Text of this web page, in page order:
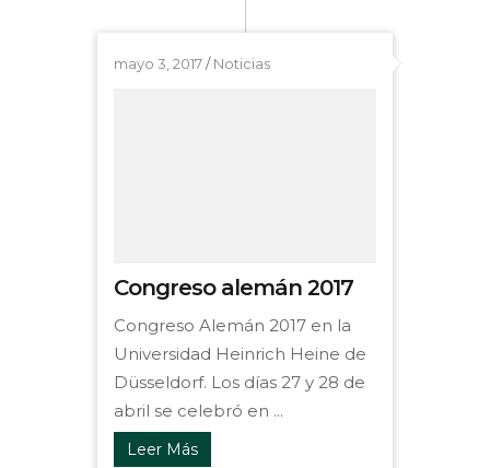
mayo 3, 2017/Noticias
Congreso alemán 2017
Congreso Alemán 2017 en la
Universidad Heinrich Heine de
Düsseldorf. Los días 27 y 28 de
abril se celebró en ...
Leer Más